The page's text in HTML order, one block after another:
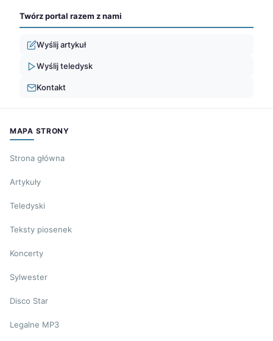
Twórz portal razem z nami
Wyślij artykuł
Wyślij teledysk
Kontakt
MAPA STRONY
Strona główna
Artykuły
Teledyski
Teksty piosenek
Koncerty
Sylwester
Disco Star
Legalne MP3